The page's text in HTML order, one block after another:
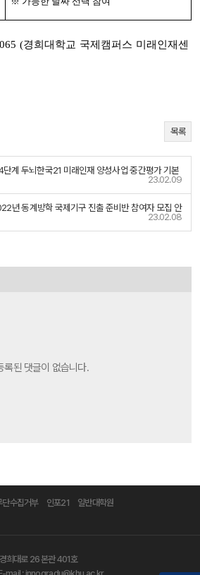
(경희대학교 국제캠퍼스 미래인재센
목록
계 두뇌한국21 미래인재 양성사업 중간평가 기본
23.02.09
년 동계방학 국제기구 진출 준비반 참여자 모집 안
23.02.08
록된 댓글이 없습니다.
단수집거부 인포21
일반대학원
희대로 26 본관 401호